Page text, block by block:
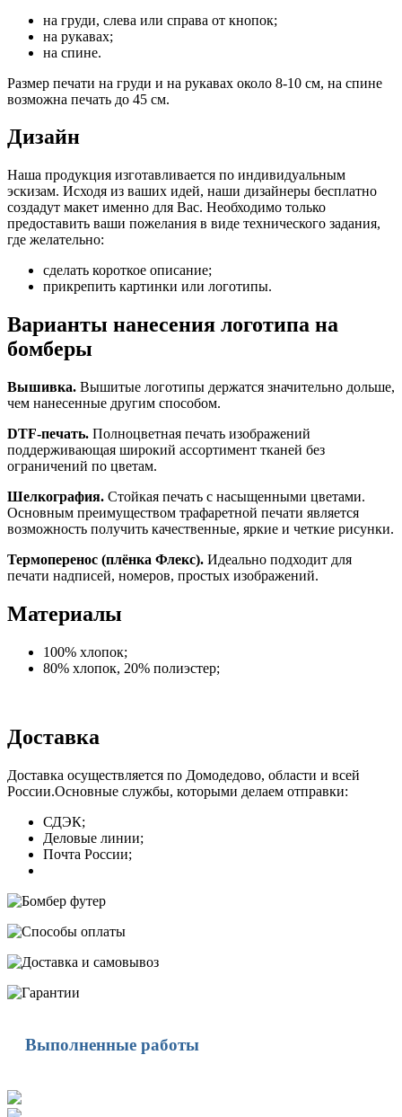
на груди, слева или справа от кнопок;
на рукавах;
на спине.
Размер печати на груди и на рукавах около 8-10 см, на спине
возможна печать до 45 см.
Дизайн
Наша продукция изготавливается по индивидуальным
эскизам. Исходя из ваших идей, наши дизайнеры бесплатно
создадут макет именно для Вас. Необходимо только
предоставить ваши пожелания в виде технического задания,
где желательно:
сделать короткое описание;
прикрепить картинки или логотипы.
Варианты нанесения логотипа на
бомберы
Вышивка. Вышитые логотипы держатся значительно дольше,
чем нанесенные другим способом.
DTF-печать. Полноцветная печать изображений
поддерживающая широкий ассортимент тканей без
ограничений по цветам.
Шелкография. Стойкая печать с насыщенными цветами.
Основным преимуществом трафаретной печати является
возможность получить качественные, яркие и четкие рисунки.
Термоперенос (плёнка Флекс). Идеально подходит для
печати надписей, номеров, простых изображений.
Материалы
100% хлопок;
80% хлопок, 20% полиэстер;
Доставка
Доставка осуществляется по Домодедово, области и всей
России.Основные службы, которыми делаем отправки:
СДЭК;
Деловые линии;
Почта России;
Выполненные работы